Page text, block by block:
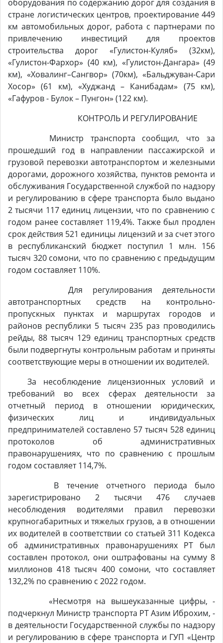
оборудования по содержанию дорог для создания в
стране логистических центров, проектирование 449
км автомобильных дорог, работа с партнерами по
привлечению инвестиций для проектов
строительства дорог «Гулистон-Куляб» (32км),
«Гулистон-Фархор» (40 км), «Гулистон-Дангара» (49
км), «Ховалинг–Сангвор» (70км), «Бальджуван-Сари
Хосор» (61 км), «Худжанд – Канибадам» (75 км),
«Гафуров - Булок – Пунгон» (122 км).
КОНТРОЛЬ И РЕГУЛИРОВАНИЕ
Министр транспорта сообщил, что за
прошедший год в направлении пассажирской и
грузовой перевозки автотранспортом и железными
дорогами, дорожного хозяйства, пунктов ремонта и
обслуживания Государственной службой по надзору
и регулированию в сфере транспорта было выдано
2 тысячи 117 единиц лицензии, что по сравнению с
годом ранее составляет 119,4%. Также был продлен
срок действия 521 единицы лицензий и за счет этого
в республиканский бюджет поступил 1 млн. 156
тысяч 320 сомони, что по сравнению с предыдущим
годом составляет 110%.
Для регулирования деятельности
автотранспортных средств на контрольно-
пропускных пунктах и маршрутах городов и
районов республики 5 тысяч 235 раз проводились
рейды, 88 тысяч 129 единиц транспортных средств
были подвергнуты контрольным работам и приняты
соответствующие меры в отношении их водителей.
За несоблюдение лицензионных условий и
требований во всех сферах деятельности за
отчетный период в отношении юридических,
физических лиц и индивидуальных
предпринимателей составлено 57 тысяч 528 единиц
протоколов об административных
правонарушениях, что по сравнению с прошлым
годом составляет 114,7%.
В течение отчетного периода было
зарегистрировано 2 тысячи 476 случаев
несоблюдения водителями правил перевозки
крупногабаритных и тяжелых грузов, а в отношении
их водителей в соответствии со статьей 311 Кодекса
об административных правонарушениях РТ был
составлен протокол, они оштрафованы на сумму 8
миллионов 418 тысяч 400 сомони, что составляет
132,2% по сравнению с 2022 годом.
«Несмотря на вышеуказанные цифры, -
подчеркнул Министр транспорта РТ Азим Иброхим, -
в деятельности Государственной службы по надзору
и регулированию в сфере транспорта и ГУП «Центр